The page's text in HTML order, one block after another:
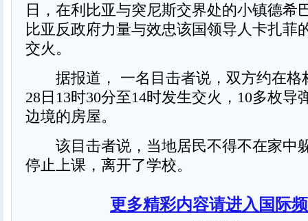
日，在利比亚与突尼斯交界处的小镇德希
比亚反政府力量与效忠该国领导人卡扎菲
交火。
据报道， 一名目击者说，双方约在格
28日13时30分至14时发生交火，10多枚导
边境的房屋。
该目击者说，当地居民不得不在家中
停止上课，离开了学校。
更多精彩内容请进入国际